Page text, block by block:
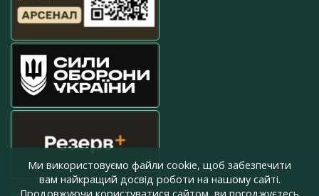
Ми використовуємо файли cookie, щоб забезпечити
вам найкращий досвід роботи на нашому сайті.